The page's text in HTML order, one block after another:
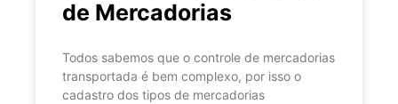
de Mercadorias
Todos sabemos que o controle de mercadorias
transportada é bem complexo, por isso o
cadastro dos tipos de mercadorias